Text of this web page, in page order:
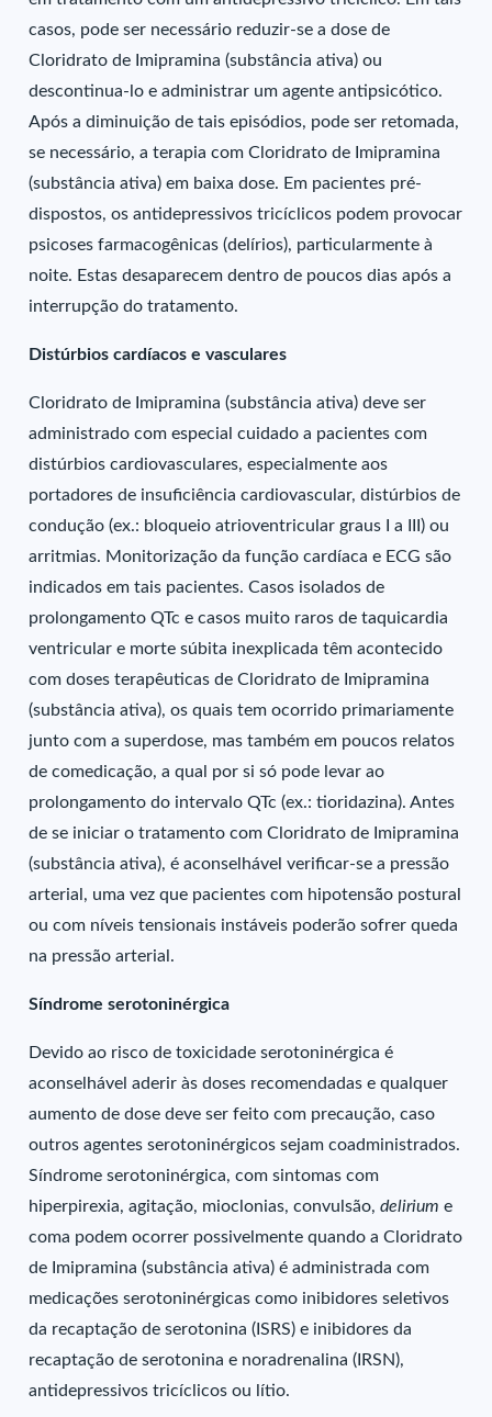
casos, pode ser necessário reduzir-se a dose de
Cloridrato de Imipramina (substância ativa) ou
descontinua-lo e administrar um agente antipsicótico.
Após a diminuição de tais episódios, pode ser retomada,
se necessário, a terapia com Cloridrato de Imipramina
(substância ativa) em baixa dose. Em pacientes pré-
dispostos, os antidepressivos tricíclicos podem provocar
psicoses farmacogênicas (delírios), particularmente à
noite. Estas desaparecem dentro de poucos dias após a
interrupção do tratamento.
Distúrbios cardíacos e vasculares
Cloridrato de Imipramina (substância ativa) deve ser
administrado com especial cuidado a pacientes com
distúrbios cardiovasculares, especialmente aos
portadores de insuficiência cardiovascular, distúrbios de
condução (ex.: bloqueio atrioventricular graus I a III) ou
arritmias. Monitorização da função cardíaca e ECG são
indicados em tais pacientes. Casos isolados de
prolongamento QTc e casos muito raros de taquicardia
ventricular e morte súbita inexplicada têm acontecido
com doses terapêuticas de Cloridrato de Imipramina
(substância ativa), os quais tem ocorrido primariamente
junto com a superdose, mas também em poucos relatos
de comedicação, a qual por si só pode levar ao
prolongamento do intervalo QTc (ex.: tioridazina). Antes
de se iniciar o tratamento com Cloridrato de Imipramina
(substância ativa), é aconselhável verificar-se a pressão
arterial, uma vez que pacientes com hipotensão postural
ou com níveis tensionais instáveis poderão sofrer queda
na pressão arterial.
Síndrome serotoninérgica
Devido ao risco de toxicidade serotoninérgica é
aconselhável aderir às doses recomendadas e qualquer
aumento de dose deve ser feito com precaução, caso
outros agentes serotoninérgicos sejam coadministrados.
Síndrome serotoninérgica, com sintomas com
hiperpirexia, agitação, mioclonias, convulsão,delirium e
coma podem ocorrer possivelmente quando a Cloridrato
de Imipramina (substância ativa) é administrada com
medicações serotoninérgicas como inibidores seletivos
da recaptação de serotonina (ISRS) e inibidores da
recaptação de serotonina e noradrenalina (IRSN),
antidepressivos tricíclicos ou lítio.